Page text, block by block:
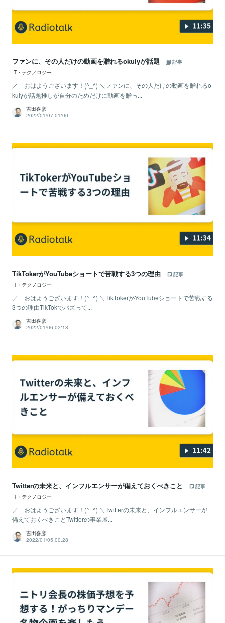
ファンに、その人だけの動画を贈れるokulyが話題
記事
IT・テクノロジー
／ おはようございます！(^_^) ＼ファンに、その人だけの動画を贈れるo
kulyが話題推しが自分のためだけに動画を贈っ...
吉田喜彦
2022/01/07 01:00
TikTokerがYouTubeショートで苦戦する3つの理由
記事
IT・テクノロジー
／ おはようございます！(^_^) ＼TikTokerがYouTubeショートで苦戦する
3つの理由TikTokでバズって...
吉田喜彦
2022/01/06 02:18
Twitterの未来と、インフルエンサーが備えておくべきこと
記事
IT・テクノロジー
／ おはようございます！(^_^) ＼Twitterの未来と、インフルエンサーが
備えておくべきことTwitterの事業展...
吉田喜彦
2022/01/05 00:28